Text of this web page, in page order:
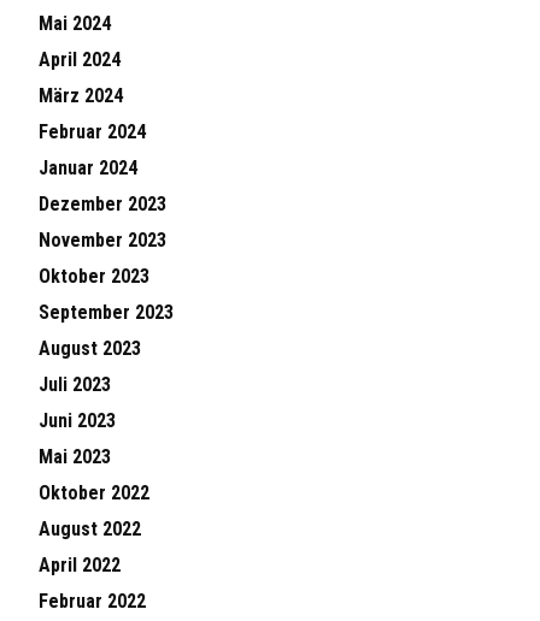
Mai 2024
April 2024
März 2024
Februar 2024
Januar 2024
Dezember 2023
November 2023
Oktober 2023
September 2023
August 2023
Juli 2023
Juni 2023
Mai 2023
Oktober 2022
August 2022
April 2022
Februar 2022